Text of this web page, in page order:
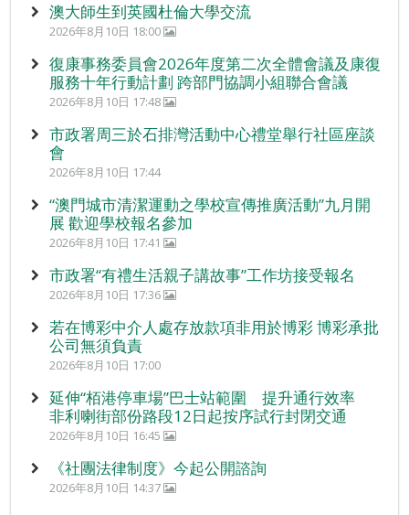
澳大師生到英國杜倫大學交流
2026年8月10日 18:00
復康事務委員會2026年度第二次全體會議及康復
服務十年行動計劃 跨部門協調小組聯合會議
2026年8月10日 17:48
市政署周三於石排灣活動中心禮堂舉行社區座談
會
2026年8月10日 17:44
“澳門城市清潔運動之學校宣傳推廣活動”九月開
展 歡迎學校報名參加
2026年8月10日 17:41
市政署“有禮生活親子講故事”工作坊接受報名
2026年8月10日 17:36
若在博彩中介人處存放款項非用於博彩 博彩承批
公司無須負責
2026年8月10日 17:00
延伸“栢港停車場”巴士站範圍 提升通行效率
非利喇街部份路段12日起按序試行封閉交通
2026年8月10日 16:45
《社團法律制度》今起公開諮詢
2026年8月10日 14:37